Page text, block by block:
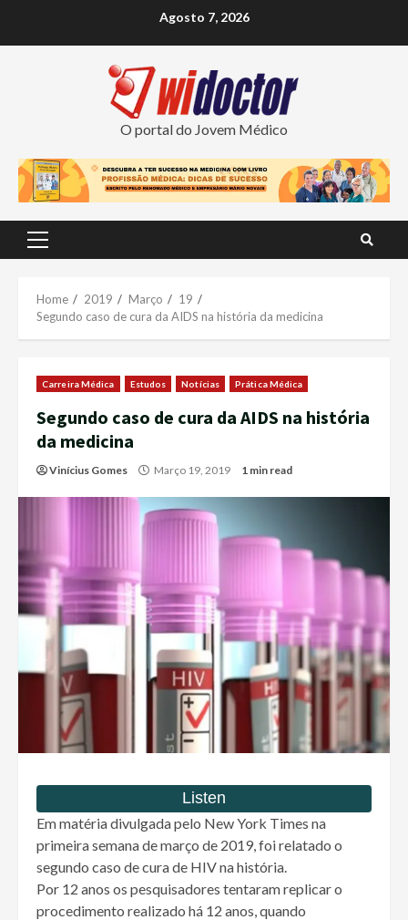
Agosto 7, 2026
O portal do Jovem Médico
Primary
Home 2019 Março
19
Segundo caso de cura da AIDS na história da medicina
Carreira Médica Estudos Notícias Prática Médica
Segundo caso de cura da AIDS na história
da medicina
Vinícius Gomes Março 19, 2019 1 min read
Em matéria divulgada pelo New York Times na
primeira semana de março de 2019, foi relatado o
segundo caso de cura de HIV na história.
Por 12 anos os pesquisadores tentaram replicar o
procedimento realizado há 12 anos, quando